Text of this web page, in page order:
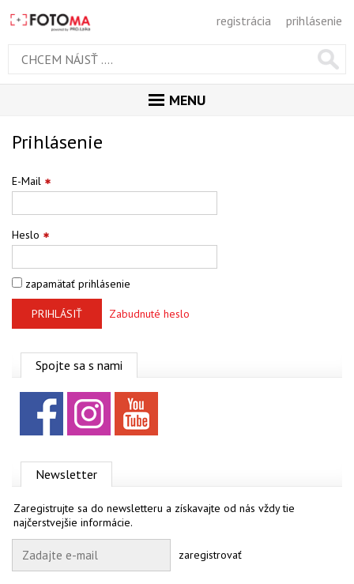
registrácia prihlásenie
MENU
GALÉRIA
Prihlásenie
E-Mail
Heslo
zapamätať prihlásenie
PRIHLÁSIŤ Zabudnuté heslo
Spojte sa s nami
Facebook
Newsletter
Zaregistrujte sa do newsletteru a získavajte od nás vždy tie
najčerstvejšie informácie.
zaregistrovať